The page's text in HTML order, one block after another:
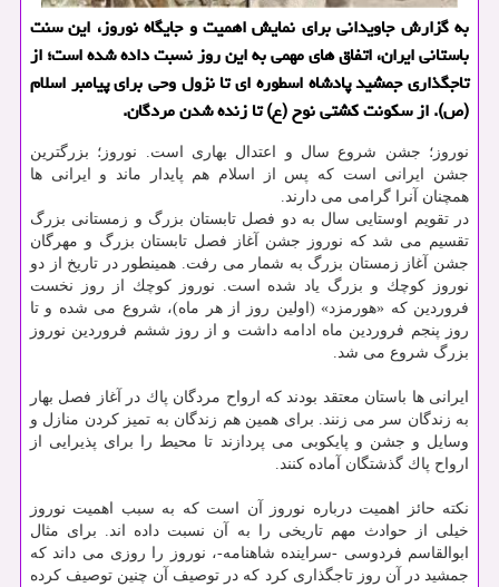
به گزارش جاویدانی برای نمایش اهمیت و جایگاه نوروز، این سنت
باستانی ایران، اتفاق های مهمی به این روز نسبت داده شده است؛ از
تاجگذاری جمشید پادشاه اسطوره ای تا نزول وحی برای پیامبر اسلام
(ص). از سكونت كشتی نوح (ع) تا زنده شدن مردگان.
نوروز؛ جشن شروع سال و اعتدال بهاری است. نوروز؛ بزرگترین
جشن ایرانی است كه پس از اسلام هم پایدار ماند و ایرانی ها
همچنان آنرا گرامی می دارند.
در تقویم اوستایی سال به دو فصل تابستان بزرگ و زمستانی بزرگ
تقسیم می شد كه نوروز جشن آغاز فصل تابستان بزرگ و مهرگان
جشن آغاز زمستان بزرگ به شمار می رفت. همینطور در تاریخ از دو
نوروز كوچك و بزرگ یاد شده است. نوروز كوچك از روز نخست
فروردین كه «هورمزد» (اولین روز از هر ماه)، شروع می شده و تا
روز پنجم فروردین ماه ادامه داشت و از روز ششم فروردین نوروز
بزرگ شروع می شد.
ایرانی ها باستان معتقد بودند كه ارواح مردگان پاك در آغاز فصل بهار
به زندگان سر می زنند. برای همین هم زندگان به تمیز كردن منازل و
وسایل و جشن و پایكوبی می پردازند تا محیط را برای پذیرایی از
ارواح پاك گذشتگان آماده كنند.
نكته حائز اهمیت درباره نوروز آن است كه به سبب اهمیت نوروز
خیلی از حوادث مهم تاریخی را به آن نسبت داده اند. برای مثال
ابوالقاسم فردوسی -سراینده شاهنامه-، نوروز را روزی می داند كه
جمشید در آن روز تاجگذاری كرد كه در توصیف آن چنین توصیف كرده